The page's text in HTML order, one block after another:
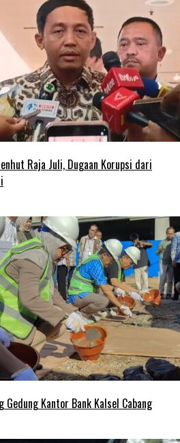
Raja Juli, Dugaan Korupsi dari
Gedung Kantor Bank Kalsel Cabang